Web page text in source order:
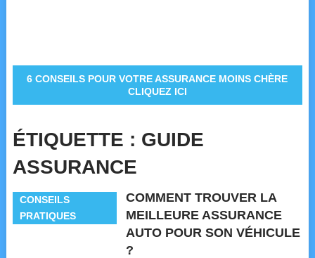
6 CONSEILS POUR VOTRE ASSURANCE MOINS CHÈRE
CLIQUEZ ICI
ÉTIQUETTE : GUIDE
ASSURANCE
CONSEILS
PRATIQUES
COMMENT TROUVER LA
MEILLEURE ASSURANCE
AUTO POUR SON VÉHICULE
?